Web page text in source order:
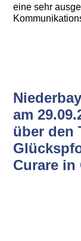
eine sehr
am
über den
Curare in